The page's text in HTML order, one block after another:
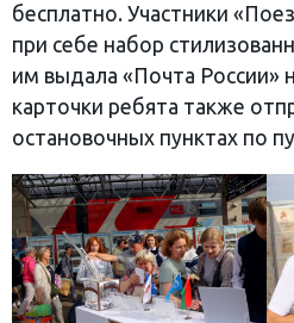
бесплатно. Участники
при себе набор
им выдала «Почта России»
карточки ребята также
остановочных пунктах по